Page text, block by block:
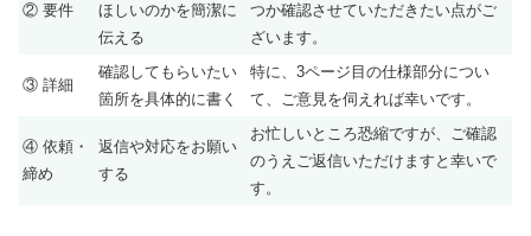
② 要件
ほしいのかを簡潔に
伝える
つか確認させていただきたい点がご
ざいます。
③ 詳細
確認してもらいたい
箇所を具体的に書く
特に、3ページ目の仕様部分につい
て、ご意見を伺えれば幸いです。
④ 依頼・
締め
返信や対応をお願い
する
お忙しいところ恐縮ですが、ご確認
のうえご返信いただけますと幸いで
す。